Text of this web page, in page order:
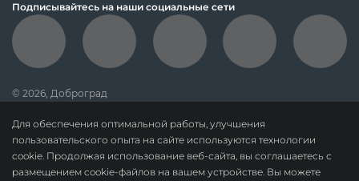
Для обеспечения оптимальной работы, улучшения
пользовательского опыта на сайте используются технологии
cookie. Продолжая использование веб-сайта, вы соглашаетесь с
размещением cookie-файлов на вашем устройстве. Вы можете
Подписывайтесь на наши социальные сети
© 2026, Доброград
данные о результатах СОУТ
политика о недопущении дискриминации
карта сайта